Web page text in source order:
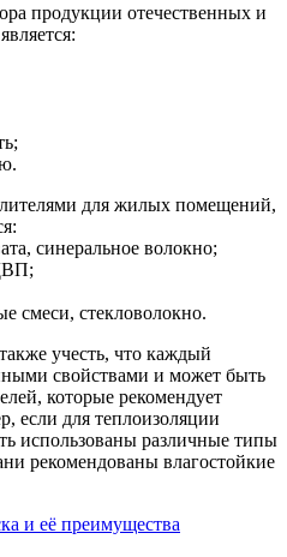
продукции отечественных и
для жилых помещений,
синеральное волокно;
смеси, стекловолокно.
учесть, что каждый
свойствами и может быть
которые рекомендует
если для теплоизоляции
использованы различные типы
рекомендованы влагостойкие
и её преимущества